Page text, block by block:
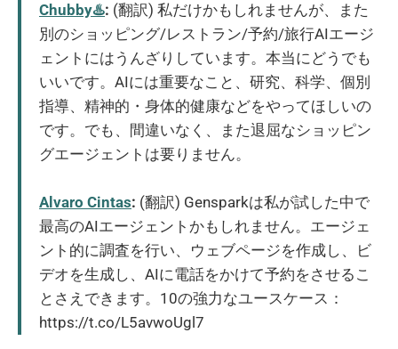
Chubby♨️: (翻訳) 私だけかもしれませんが、また
別のショッピング/レストラン/予約/旅行AIエージ
ェントにはうんざりしています。本当にどうでも
いいです。AIには重要なこと、研究、科学、個別
指導、精神的・身体的健康などをやってほしいの
です。でも、間違いなく、また退屈なショッピン
グエージェントは要りません。
Alvaro Cintas: (翻訳) Gensparkは私が試した中で
最高のAIエージェントかもしれません。エージェ
ント的に調査を行い、ウェブページを作成し、ビ
デオを生成し、AIに電話をかけて予約をさせるこ
とさえできます。10の強力なユースケース：
https://t.co/L5avwoUgl7